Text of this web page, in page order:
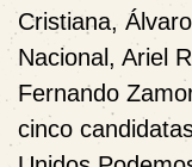
Cristiana,
Nacional, Ariel
Fernando
cinco